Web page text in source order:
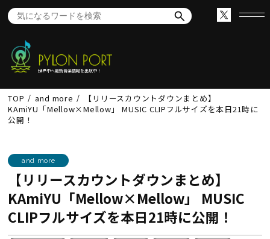
世界中へ最新音楽情報を出航中！
TOP and more
【リリースカウントダウンまとめ】
KAmiYU「Mellow×Mellow」 MUSIC CLIPフルサイズを本日21時に
公開！
and more
【リリースカウントダウンまとめ】
KAmiYU「Mellow×Mellow」 MUSIC
CLIPフルサイズを本日21時に公開！